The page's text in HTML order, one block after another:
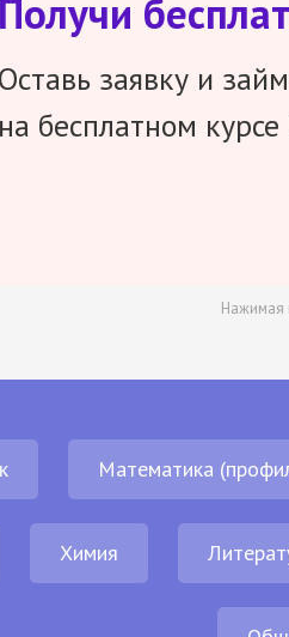
Получи
Оставь заявку и
на бесплатном
Нажимая
Математика
Химия